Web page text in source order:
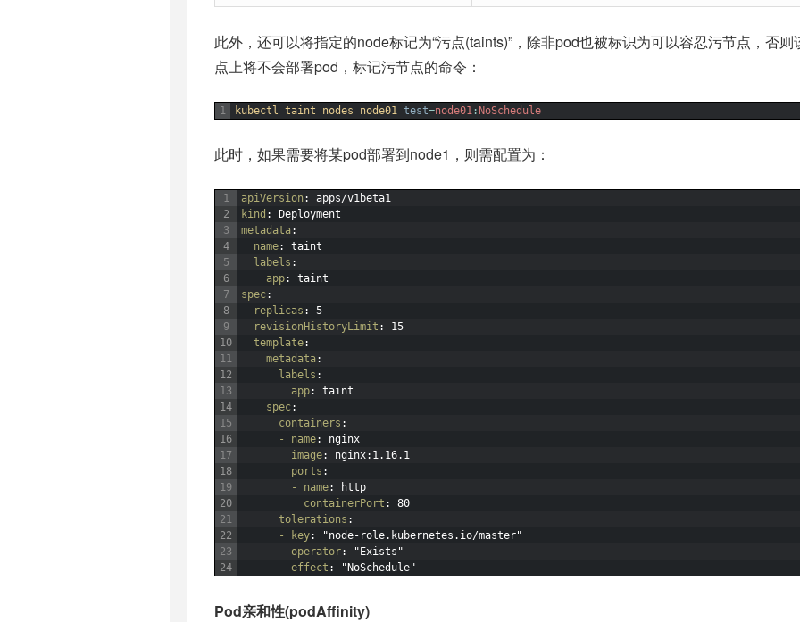
此外，还可以将指定的node标记为“污点(taints)”，除非pod也被标识为可以容忍污节点，否则
点上将不会部署pod，标记污节点的命令：
1 kubectl taint nodes node01 test=node01 : NoSchedule
此时，如果需要将某pod部署到node1，则需配置为：
1
2
3
4
5
6
7
8
9
10
11
12
13
14
15
16
17
18
19
20
21
22
23
24
apiVersion : apps/v1beta1
kind : Deployment
metadata:
name: taint
labels :
app: taint
spec:
replicas : 5
revisionHistoryLimit : 15
template:
metadata:
labels :
app: taint
spec:
containers :
- name: nginx
image: nginx:1.16.1
ports :
- name: http
containerPort : 80
tolerations :
- key: "node-role.kubernetes.io/master"
operator: "Exists"
effect : "NoSchedule"
Pod亲和性(podAffinity)